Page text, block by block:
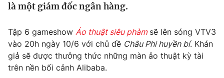
Tin tức
Thế giới đó đây
Câu chuyện quốc tế
Tài chính
Thị trường
Dữ liệu và đời sống
là một giám đốc ngân hàng.
Tập 6 gameshow Ảo thuật siêu phàm sẽ lên sóng VTV3
vào 20h ngày 10/6 với chủ đề Châu Phi huyền bí. Khán
giả sẽ được thưởng thức những màn ảo thuật kỳ tài
trên nền bối cảnh Alibaba.